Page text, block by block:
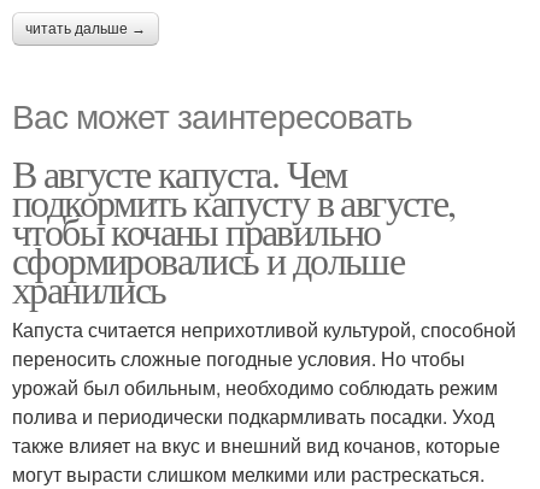
читать дальше →
Вас может заинтересовать
В августе капуста. Чем
подкормить капусту в августе,
чтобы кочаны правильно
сформировались и дольше
хранились
Капуста считается неприхотливой культурой, способной
переносить сложные погодные условия. Но чтобы
урожай был обильным, необходимо соблюдать режим
полива и периодически подкармливать посадки. Уход
также влияет на вкус и внешний вид кочанов, которые
могут вырасти слишком мелкими или растрескаться.